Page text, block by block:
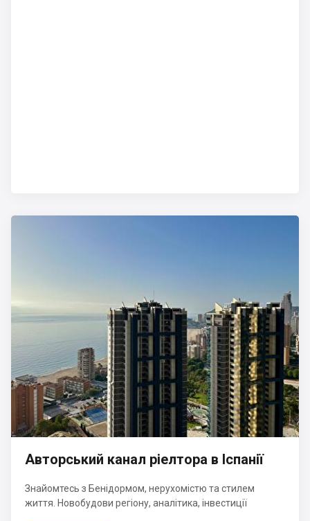
Авторський канал ріелтора в Іспанії
Знайомтесь з Бенідормом, нерухомістю та стилем
життя. Новобудови регіону, аналітика, інвестиції